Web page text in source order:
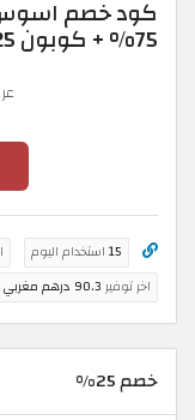
75% + كوبون 25%
15 استخدام اليوم
اخر توفير 90.3 درهم مغربي
خصم 25%